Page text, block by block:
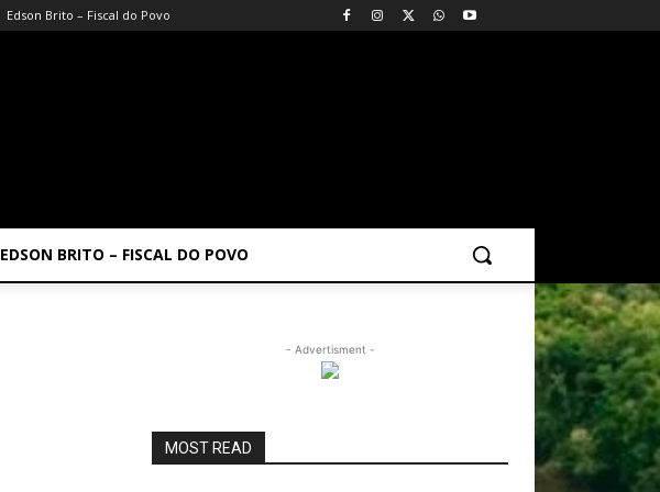
Edson Brito – Fiscal do Povo
EDSON BRITO – FISCAL DO POVO
- Advertisment -
MOST READ